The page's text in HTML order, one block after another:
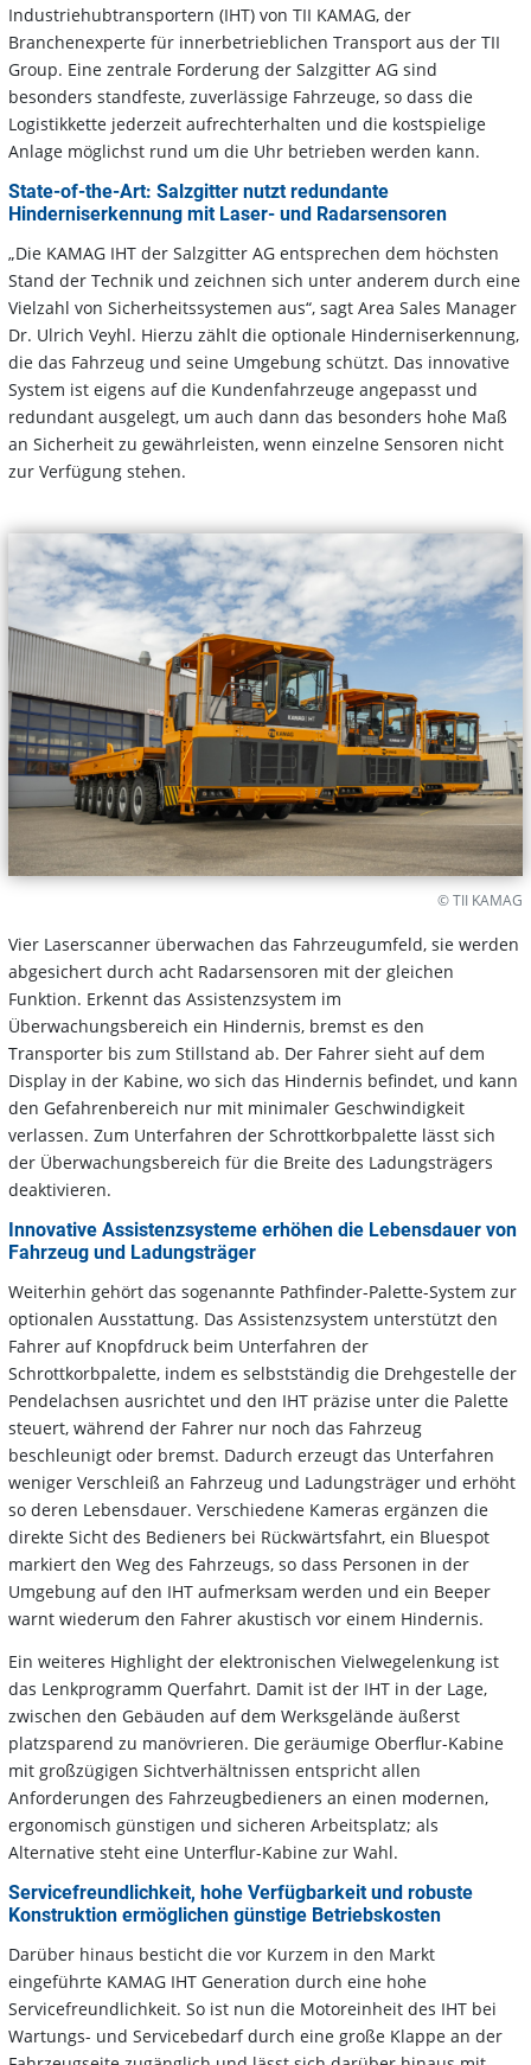
Industriehubtransportern (IHT) von TII KAMAG, der
Branchenexperte für innerbetrieblichen Transport aus der TII
Group. Eine zentrale Forderung der Salzgitter AG sind
besonders standfeste, zuverlässige Fahrzeuge, so dass die
Logistikkette jederzeit aufrechterhalten und die kostspielige
Anlage möglichst rund um die Uhr betrieben werden kann.
State-of-the-Art: Salzgitter nutzt redundante
Hinderniserkennung mit Laser- und Radarsensoren
„Die KAMAG IHT der Salzgitter AG entsprechen dem höchsten
Stand der Technik und zeichnen sich unter anderem durch eine
Vielzahl von Sicherheitssystemen aus“, sagt Area Sales Manager
Dr. Ulrich Veyhl. Hierzu zählt die optionale Hinderniserkennung,
die das Fahrzeug und seine Umgebung schützt. Das innovative
System ist eigens auf die Kundenfahrzeuge angepasst und
redundant ausgelegt, um auch dann das besonders hohe Maß
an Sicherheit zu gewährleisten, wenn einzelne Sensoren nicht
zur Verfügung stehen.
© TII KAMAG
Vier Laserscanner überwachen das Fahrzeugumfeld, sie werden
abgesichert durch acht Radarsensoren mit der gleichen
Funktion. Erkennt das Assistenzsystem im
Überwachungsbereich ein Hindernis, bremst es den
Transporter bis zum Stillstand ab. Der Fahrer sieht auf dem
Display in der Kabine, wo sich das Hindernis befindet, und kann
den Gefahrenbereich nur mit minimaler Geschwindigkeit
verlassen. Zum Unterfahren der Schrottkorbpalette lässt sich
der Überwachungsbereich für die Breite des Ladungsträgers
deaktivieren.
Innovative Assistenzsysteme erhöhen die Lebensdauer von
Fahrzeug und Ladungsträger
Weiterhin gehört das sogenannte Pathfinder-Palette-System zur
optionalen Ausstattung. Das Assistenzsystem unterstützt den
Fahrer auf Knopfdruck beim Unterfahren der
Schrottkorbpalette, indem es selbstständig die Drehgestelle der
Pendelachsen ausrichtet und den IHT präzise unter die Palette
steuert, während der Fahrer nur noch das Fahrzeug
beschleunigt oder bremst. Dadurch erzeugt das Unterfahren
weniger Verschleiß an Fahrzeug und Ladungsträger und erhöht
so deren Lebensdauer. Verschiedene Kameras ergänzen die
direkte Sicht des Bedieners bei Rückwärtsfahrt, ein Bluespot
markiert den Weg des Fahrzeugs, so dass Personen in der
Umgebung auf den IHT aufmerksam werden und ein Beeper
warnt wiederum den Fahrer akustisch vor einem Hindernis.
Ein weiteres Highlight der elektronischen Vielwegelenkung ist
das Lenkprogramm Querfahrt. Damit ist der IHT in der Lage,
zwischen den Gebäuden auf dem Werksgelände äußerst
platzsparend zu manövrieren. Die geräumige Oberflur-Kabine
mit großzügigen Sichtverhältnissen entspricht allen
Anforderungen des Fahrzeugbedieners an einen modernen,
ergonomisch günstigen und sicheren Arbeitsplatz; als
Alternative steht eine Unterflur-Kabine zur Wahl.
Servicefreundlichkeit, hohe Verfügbarkeit und robuste
Konstruktion ermöglichen günstige Betriebskosten
Darüber hinaus besticht die vor Kurzem in den Markt
eingeführte KAMAG IHT Generation durch eine hohe
Servicefreundlichkeit. So ist nun die Motoreinheit des IHT bei
Wartungs- und Servicebedarf durch eine große Klappe an der